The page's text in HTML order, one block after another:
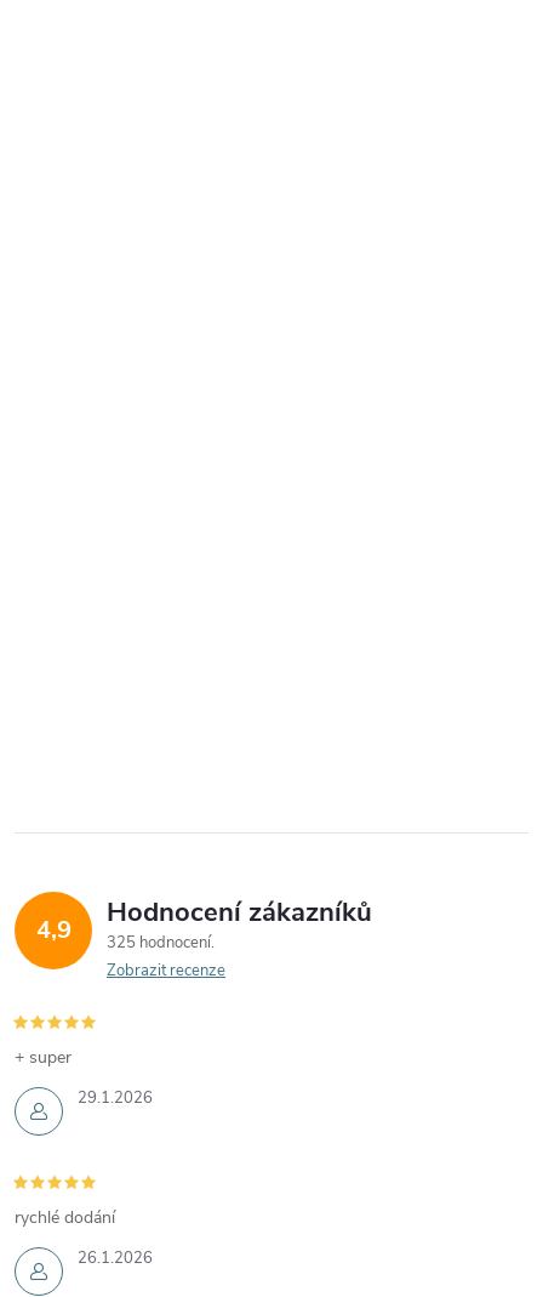
4,9 Hodnocení zákazníků
325 hodnocení
Zobrazit recenze
29.1.2026
+ super
26.1.2026
rychlé dodání